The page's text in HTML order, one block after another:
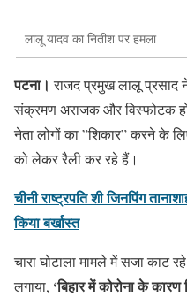
लालू यादव का नितीश पर हमला
पटना। राजद प्रमुख लालू प्रसाद
संक्रमण अराजक और विस्फोटक
नेता लोगों का ”शिकार” करने के
को लेकर रैली कर रहे हैं।
चीनी राष्ट्रपति शी जिनपिंग
किया बर्खास्त
चारा घोटाला मामले में सजा काट
लगाया, ‘बिहार में कोरोना के